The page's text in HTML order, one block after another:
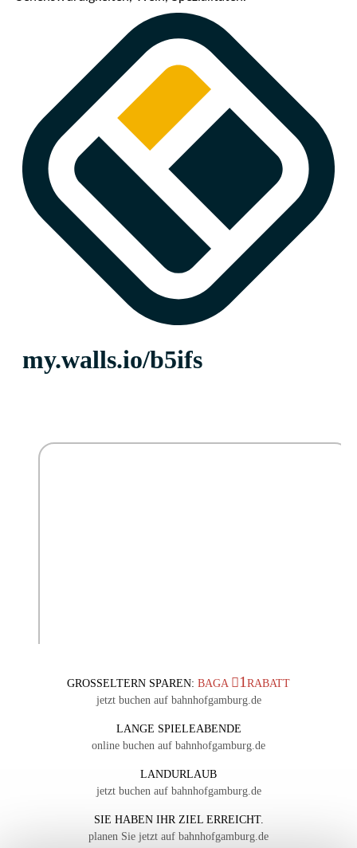
GROSSELTERN SPAREN: BAGA 1RABATT
jetzt buchen auf bahnhofgamburg.de
LANGE SPIELEABENDE
online buchen auf bahnhofgamburg.de
LANDURLAUB
jetzt buchen auf bahnhofgamburg.de
SIE HABEN IHR ZIEL ERREICHT.
planen Sie jetzt auf bahnhofgamburg.de